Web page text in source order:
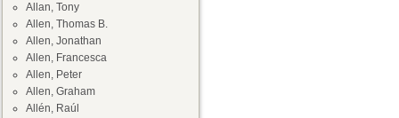
Allan, Tony
Allen, Thomas B.
Allen, Jonathan
Allen, Francesca
Allen, Peter
Allen, Graham
Allén, Raúl